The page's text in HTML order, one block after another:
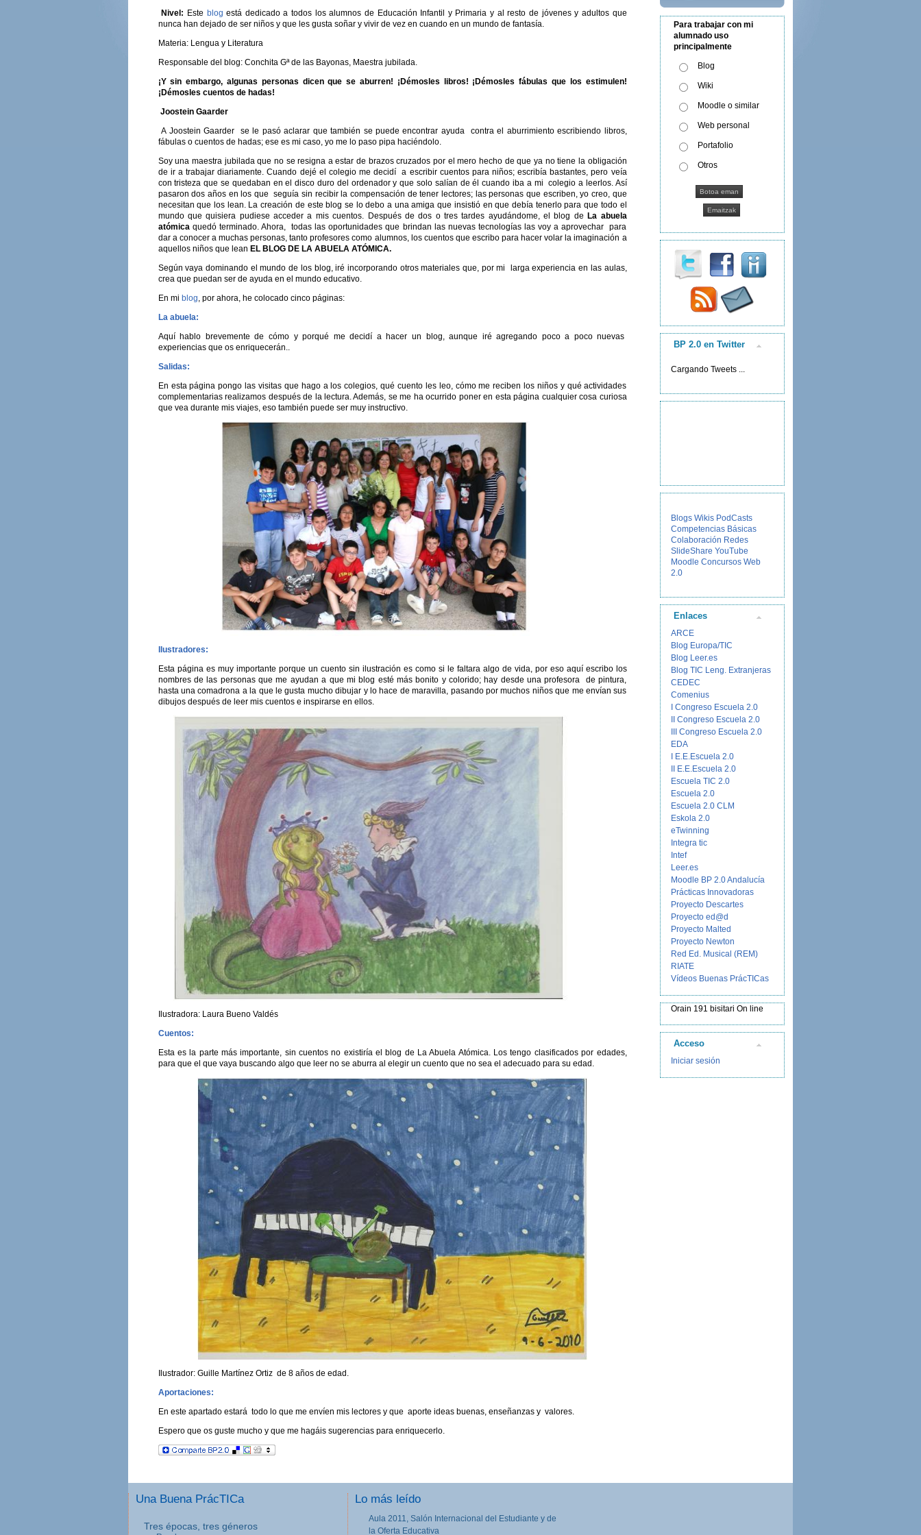
Nivel: Este blog está dedicado a todos los alumnos de Educación Infantil y Primaria y al resto de jóvenes y adultos que
nunca han dejado de ser niños y que les gusta soñar y vivir de vez en cuando en un mundo de fantasía.
Materia: Lengua y Literatura
Responsable del blog: Conchita Gª de las Bayonas, Maestra jubilada.
¡Y sin embargo, algunas personas dicen que se aburren! ¡Démosles libros! ¡Démosles fábulas que los estimulen!
¡Démosles cuentos de hadas!
Joostein Gaarder
A Joostein Gaarder se le pasó aclarar que también se puede encontrar ayuda contra el aburrimiento escribiendo libros,
fábulas o cuentos de hadas; ese es mi caso, yo me lo paso pipa haciéndolo.
Soy una maestra jubilada que no se resigna a estar de brazos cruzados por el mero hecho de que ya no tiene la obligación
de ir a trabajar diariamente. Cuando dejé el colegio me decidí a escribir cuentos para niños; escribía bastantes, pero veía
con tristeza que se quedaban en el disco duro del ordenador y que solo salían de él cuando iba a mi colegio a leerlos. Así
pasaron dos años en los que seguía sin recibir la compensación de tener lectores; las personas que escriben, yo creo, que
necesitan que los lean. La creación de este blog se lo debo a una amiga que insistió en que debía tenerlo para que todo el
mundo que quisiera pudiese acceder a mis cuentos. Después de dos o tres tardes ayudándome, el blog de La abuela
atómicaquedó terminado. Ahora, todas las oportunidades que brindan las nuevas tecnologías las voy a aprovechar para
dar a conocer a muchas personas, tanto profesores como alumnos, los cuentos que escribo para hacer volar la imaginación a
aquellos niños que lean EL BLOG DE LA ABUELA ATÓMICA.
Según vaya dominando el mundo de los blog, iré incorporando otros materiales que, por mi larga experiencia en las aulas,
crea que puedan ser de ayuda en el mundo educativo.
En mi blog, por ahora, he colocado cinco páginas:
La abuela:
Aquí hablo brevemente de cómo y porqué me decidí a hacer un blog, aunque iré agregando poco a poco nuevas
experiencias que os enriquecerán..
Salidas:
En esta página pongo las visitas que hago a los colegios, qué cuento les leo, cómo me reciben los niños y qué actividades
complementarias realizamos después de la lectura. Además, se me ha ocurrido poner en esta página cualquier cosa curiosa
que vea durante mis viajes, eso también puede ser muy instructivo.
Ilustradores:
Esta página es muy importante porque un cuento sin ilustración es como si le faltara algo de vida, por eso aquí escribo los
nombres de las personas que me ayudan a que mi blog esté más bonito y colorido; hay desde una profesora de pintura,
hasta una comadrona a la que le gusta mucho dibujar y lo hace de maravilla, pasando por muchos niños que me envían sus
dibujos después de leer mis cuentos e inspirarse en ellos.
Ilustradora: Laura Bueno Valdés
Cuentos:
Esta es la parte más importante, sin cuentos no existiría el blog de La Abuela Atómica. Los tengo clasificados por edades,
para que el que vaya buscando algo que leer no se aburra al elegir un cuento que no sea el adecuado para su edad.
Ilustrador: Guille Martínez Ortiz de 8 años de edad.
Aportaciones:
En este apartado estará todo lo que me envíen mis lectores y que aporte ideas buenas, enseñanzas y valores.
Espero que os guste mucho y que me hagáis sugerencias para enriquecerlo.
Para trabajar con mi
alumnado uso
principalmente
Blog
Wiki
Moodle o similar
Web personal
Portafolio
Otros
BP 2.0 en Twitter
Cargando Tweets ...
Blogs Wikis PodCasts
Competencias Básicas
Colaboración Redes
SlideShare YouTube
Moodle Concursos Web
2.0
Enlaces
ARCE
Blog Europa/TIC
Blog Leer.es
Blog TIC Leng. Extranjeras
CEDEC
Comenius
I Congreso Escuela 2.0
II Congreso Escuela 2.0
III Congreso Escuela 2.0
EDA
I E.E.Escuela 2.0
II E.E.Escuela 2.0
Escuela TIC 2.0
Escuela 2.0
Escuela 2.0 CLM
Eskola 2.0
eTwinning
Integra tic
Intef
Leer.es
Moodle BP 2.0 Andalucía
Prácticas Innovadoras
Proyecto Descartes
Proyecto ed@d
Proyecto Malted
Proyecto Newton
Red Ed. Musical (REM)
RIATE
Vídeos Buenas PrácTICas
Orain 191 bisitari On line
Acceso
Iniciar sesión
Una Buena PrácTICa
Tres épocas, tres géneros
Lo más leído
Aula 2011, Salón Internacional del Estudiante y de
la Oferta Educativa